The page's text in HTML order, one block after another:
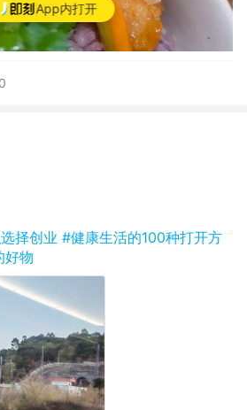
App内打开
0
择创业 #健康生活的100种打开方
好物